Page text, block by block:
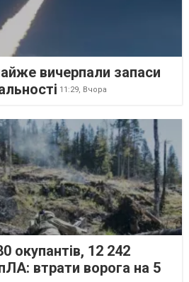
вичерпали запаси
11:29, Вчора
окупантів, 12 242
втрати ворога на 5